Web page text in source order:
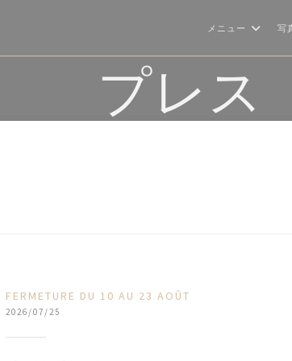
メニュー 写
プレス
FERMETURE DU 10 AU 23 AOÛT
2026/07/25